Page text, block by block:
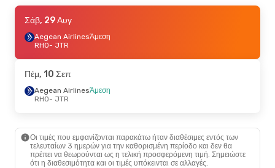
Τρί, 25 Αυγ- Σάβ, 29 Αυγ
Aegean AirlinesΆμεση
RHO- JTR
JTR- RHO
Τρί, 8 Σεπ- Τρί, 15 Σεπ
JTR
- RHO
Τρί, 13 Οκτ- Παρ, 16 Οκτ
Σάβ, 29 Αυγ
Aegean AirlinesΆμεση
RHO- JTR
Πέμ, 10 Σεπ
Aegean AirlinesΆμεση
RHO- JTR
Οι τιμές που εμφανίζονται παρακάτω ήταν διαθέσιμες εντός των
τελευταίων 3 ημερών για την καθορισμένη περίοδο και δεν θα
πρέπει να θεωρούνται ως η τελική προσφερόμενη τιμή. Σημειώστε
ότι η διαθεσιμότητα και οι τιμές υπόκεινται σε αλλαγές.